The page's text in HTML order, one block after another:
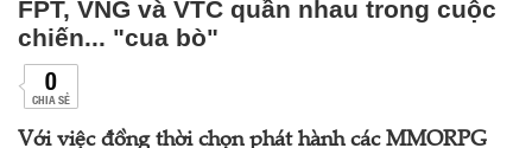
FPT, VNG và VTC quần nhau trong cuộc
chiến... "cua bò"
0
CHIA SẺ
Với việc đồng thời chọn phát hành các MMORPG